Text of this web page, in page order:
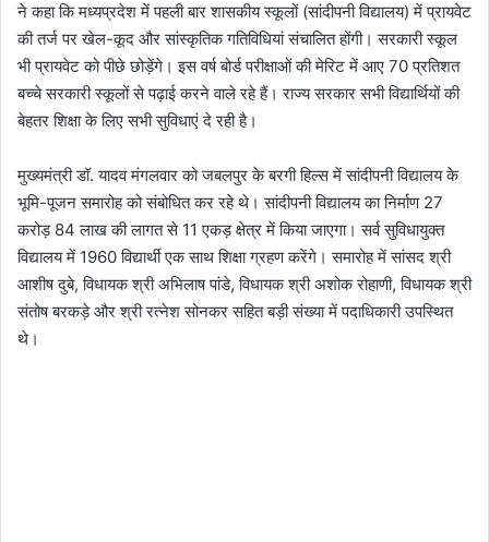
ने कहा कि मध्यप्रदेश में पहली बार शासकीय स्कूलों (सांदीपनी विद्यालय) में प्रायवेट
की तर्ज पर खेल-कूद और सांस्कृतिक गतिविधियां संचालित होंगी। सरकारी स्कूल
भी प्रायवेट को पीछे छोड़ेंगे। इस वर्ष बोर्ड परीक्षाओं की मेरिट में आए 70 प्रतिशत
बच्चे सरकारी स्कूलों से पढ़ाई करने वाले रहे हैं। राज्य सरकार सभी विद्यार्थियों की
बेहतर शिक्षा के लिए सभी सुविधाएं दे रही है।
मुख्यमंत्री डॉ. यादव मंगलवार को जबलपुर के बरगी हिल्स में सांदीपनी विद्यालय के
भूमि-पूजन समारोह को संबोधित कर रहे थे। सांदीपनी विद्यालय का निर्माण 27
करोड़ 84 लाख की लागत से 11 एकड़ क्षेत्र में किया जाएगा। सर्व सुविधायुक्त
विद्यालय में 1960 विद्यार्थी एक साथ शिक्षा ग्रहण करेंगे। समारोह में सांसद श्री
आशीष दुबे, विधायक श्री अभिलाष पांडे, विधायक श्री अशोक रोहाणी, विधायक श्री
संतोष बरकड़े और श्री रत्नेश सोनकर सहित बड़ी संख्या में पदाधिकारी उपस्थित
थे।